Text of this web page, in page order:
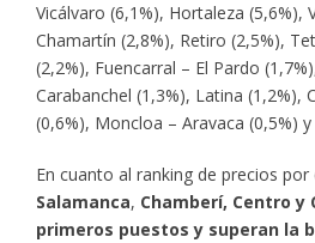
Vicálvaro (6,1%), Hortaleza (5,6%),
Chamartín (2,8%), Retiro (2,5%),
(2,2%), Fuencarral – El Pardo
Carabanchel (1,3%), Latina (1,2%),
(0,6%), Moncloa – Aravaca (0,5%)
En cuanto al ranking de precios
Salamanca, Chamberí, Centro y
primeros puestos y superan la